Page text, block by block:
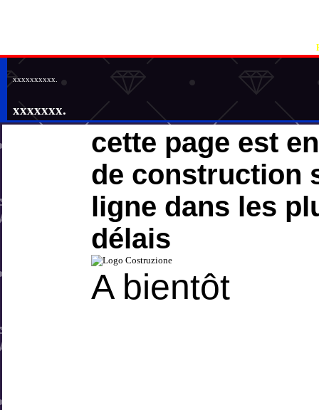
xxxxxxxxxx.
xxxxxxx.
cette page est
de construction
ligne dans les
délais
A bientôt